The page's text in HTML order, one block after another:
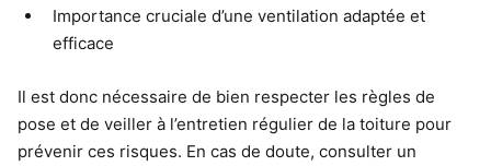
Importance cruciale d’une ventilation adaptée et
efficace
Il est donc nécessaire de bien respecter les règles de
pose et de veiller à l’entretien régulier de la toiture pour
prévenir ces risques. En cas de doute, consulter un